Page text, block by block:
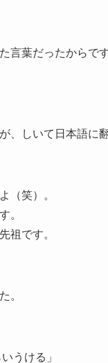
言葉だったからです
、しいて日本語に
（笑）。
。
祖です。
。
うける」